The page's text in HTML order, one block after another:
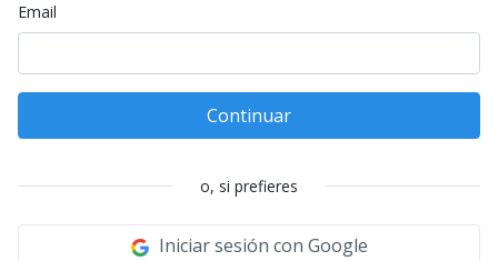
Email
Continuar
o, si prefieres
Iniciar sesión con Google